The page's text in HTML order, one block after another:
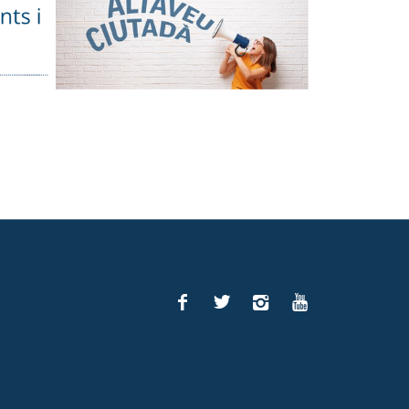
Facebook
Twitter Instagram